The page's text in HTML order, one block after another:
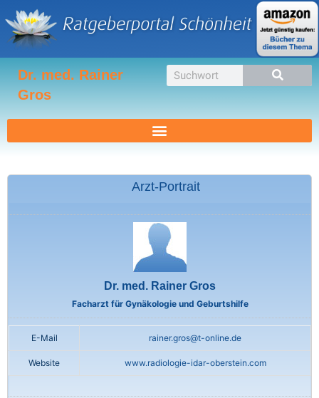
Inhalt
springen
Dr. med. Rainer
Gros
Suche
Arzt-Portrait
Dr. med. Rainer Gros
Facharzt für Gynäkologie und Geburtshilfe
E-Mail rainer.gros@t-online.de
Website www.radiologie-idar-oberstein.com